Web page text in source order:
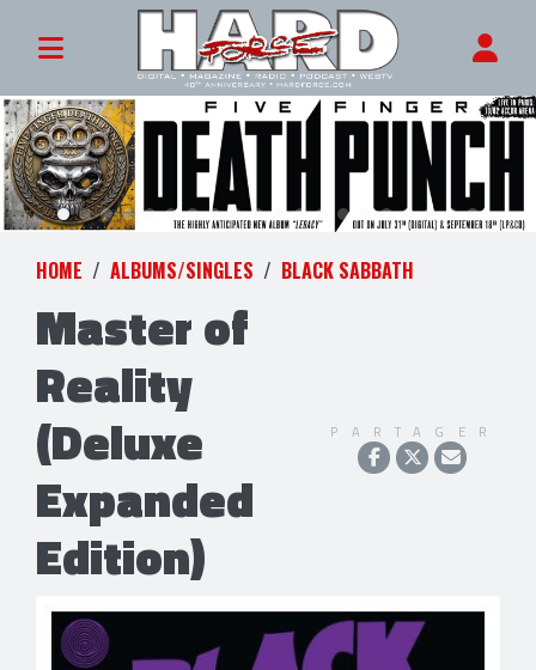
HOME ALBUMS/SINGLES BLACK SABBATH
Master of
Reality
(Deluxe
Expanded
Edition)
PARTAGER